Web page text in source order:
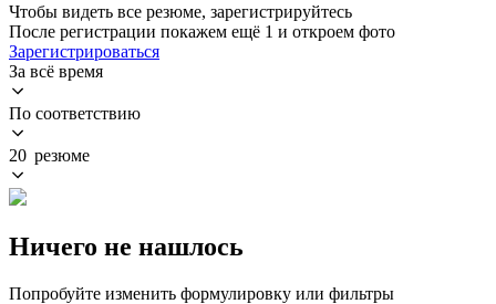
Чтобы видеть все резюме, зарегистрируйтесь
После регистрации покажем ещё 1 и откроем фото
Зарегистрироваться
За всё время
По соответствию
20 резюме
Ничего не нашлось
Попробуйте изменить формулировку или фильтры